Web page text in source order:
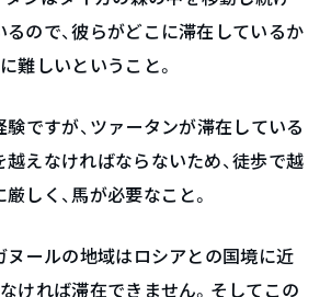
ので、彼らがどこに滞在しているか
難しいということ。
験ですが、ツァータンが滞在している
えなければならないため、徒歩で越
しく、馬が必要なこと。
ヌールの地域はロシアとの国境に近
ければ滞在できません。そしてこの